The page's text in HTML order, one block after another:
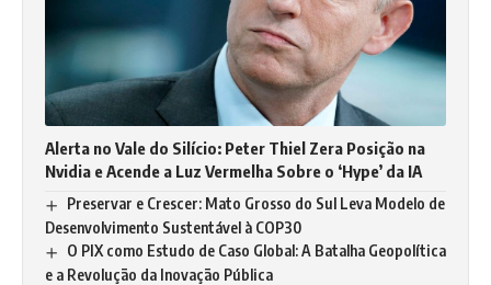
Alerta no Vale do Silício: Peter Thiel Zera Posição na
Nvidia e Acende a Luz Vermelha Sobre o ‘Hype’ da IA
Preservar e Crescer: Mato Grosso do Sul Leva Modelo de
Desenvolvimento Sustentável à COP30
O PIX como Estudo de Caso Global: A Batalha Geopolítica
e a Revolução da Inovação Pública